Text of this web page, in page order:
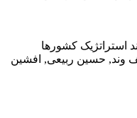
استراتژیک کشورها
وند, حسین ربیعی, افشین